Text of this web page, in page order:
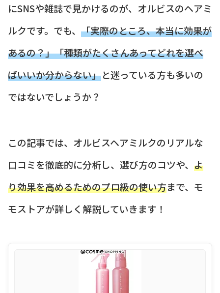
にSNSや雑誌で見かけるのが、オルビスのヘアミ
ルクです。でも、 「実際のところ、本当に効果が
あるの？」「種類がたくさんあってどれを選べ
ばいいか分からない」と迷っている方も多いの
ではないでしょうか？
この記事では、オルビスヘアミルクのリアルな
口コミを徹底的に分析し、選び方のコツや、 よ
り効果を高めるためのプロ級の使い方まで、モ
モストアが詳しく解説していきます！